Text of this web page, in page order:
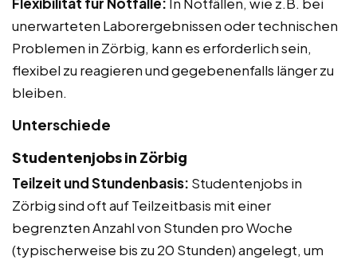
unerwarteten Laborergebnissen oder technischen
Problemen in Zörbig, kann es erforderlich sein,
flexibel zu reagieren und gegebenenfalls länger zu
bleiben.
Unterschiede
Studentenjobs in Zörbig
Teilzeit und Stundenbasis: Studentenjobs in
Zörbig sind oft auf Teilzeitbasis mit einer
begrenzten Anzahl von Stunden pro Woche
(typischerweise bis zu 20 Stunden) angelegt, um